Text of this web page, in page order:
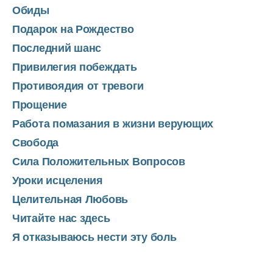
Обиды
Подарок на Рождество
Последний шанс
Привилегия побеждать
Противоядия от тревоги
Прощение
Работа помазания в жизни верующих
Свобода
Сила Положительных Вопросов
Уроки исцеления
Целительная Любовь
Читайте нас здесь
Я отказываюсь нести эту боль